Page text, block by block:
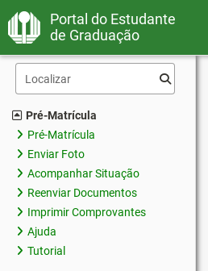
Portal do Estudante
de Graduação
Pré-Matrícula
Pré-Matrícula
Enviar Foto
Acompanhar Situação
Reenviar Documentos
Imprimir Comprovantes
Ajuda
Tutorial